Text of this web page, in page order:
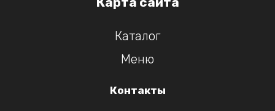
Каталог
Меню
Контакты